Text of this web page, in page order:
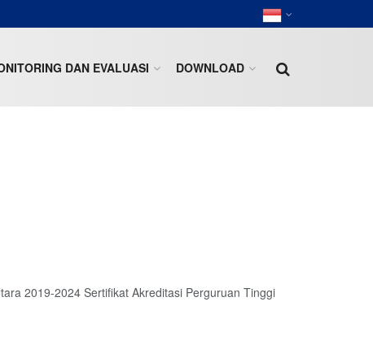
DAN EVALUASI DOWNLOAD
2019-2024 Sertifikat Akreditasi Perguruan Tinggi